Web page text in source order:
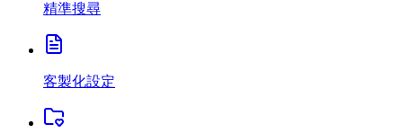
精準搜尋
客製化設定